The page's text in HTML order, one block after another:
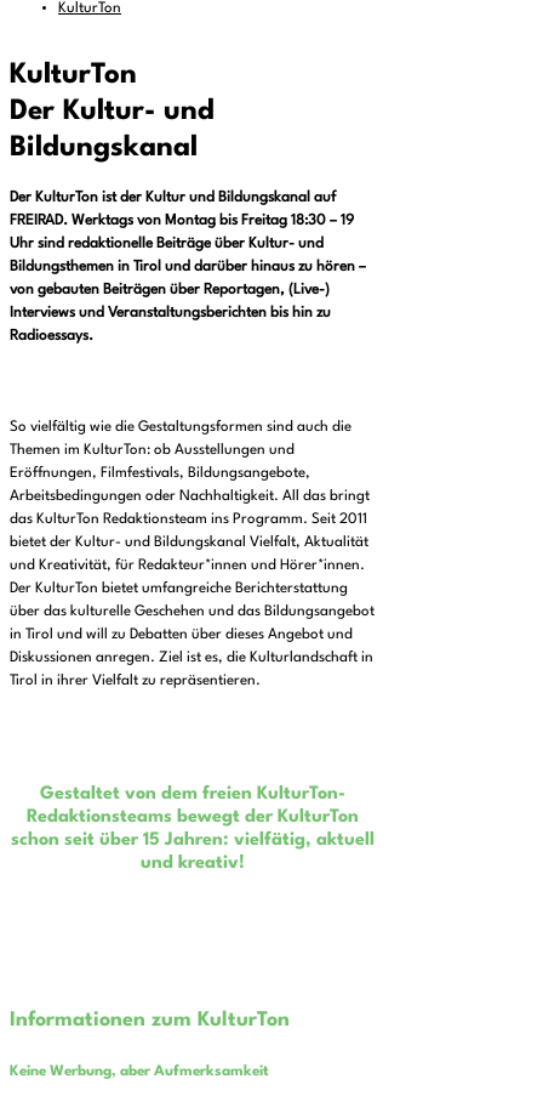
KulturTon
KulturTon
Der Kultur- und
Bildungskanal
Der KulturTon ist der Kultur und Bildungskanal auf
FREIRAD. Werktags von Montag bis Freitag 18:30 – 19
Uhr sind redaktionelle Beiträge über Kultur- und
Bildungsthemen in Tirol und darüber hinaus zu hören –
von gebauten Beiträgen über Reportagen, (Live-)
Interviews und Veranstaltungsberichten bis hin zu
Radioessays.
So vielfältig wie die Gestaltungsformen sind auch die
Themen im KulturTon: ob Ausstellungen und
Eröffnungen, Filmfestivals, Bildungsangebote,
Arbeitsbedingungen oder Nachhaltigkeit. All das bringt
das KulturTon Redaktionsteam ins Programm. Seit 2011
bietet der Kultur- und Bildungskanal Vielfalt, Aktualität
und Kreativität, für Redakteur*innen und Hörer*innen.
Der KulturTon bietet umfangreiche Berichterstattung
über das kulturelle Geschehen und das Bildungsangebot
in Tirol und will zu Debatten über dieses Angebot und
Diskussionen anregen. Ziel ist es, die Kulturlandschaft in
Tirol in ihrer Vielfalt zu repräsentieren.
Gestaltet von dem freien KulturTon-
Redaktionsteams bewegt der KulturTon
schon seit über 15 Jahren: vielfätig, aktuell
und kreativ!
Informationen zum KulturTon
Keine Werbung, aber Aufmerksamkeit